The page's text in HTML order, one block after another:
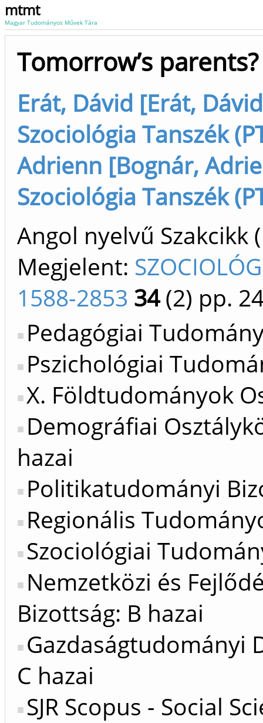
mtmt
Magyar Tudományos Művek Tára
Tomorrow’s parents?
Erát, Dávid [Erát,
Szociológia Tanszék
Adrienn [Bognár,
Szociológia Tanszék
Angol nyelvű
Megjelent:
1588-2853 34(2) pp.
Pedagógiai
Pszichológiai
X. Földtudományok
Demográfiai
hazai
Politikatudományi
Regionális
Szociológiai
Nemzetközi és
Bizottság: B hazai
Gazdaságtudományi
C hazai
SJR Scopus - Social